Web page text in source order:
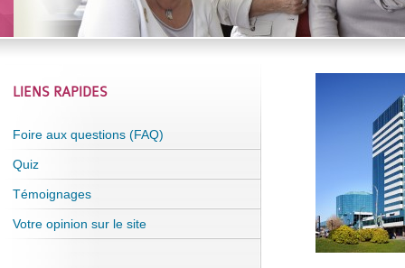
LIENS RAPIDES
Foire aux questions (FAQ)
Quiz
Témoignages
Votre opinion sur le site